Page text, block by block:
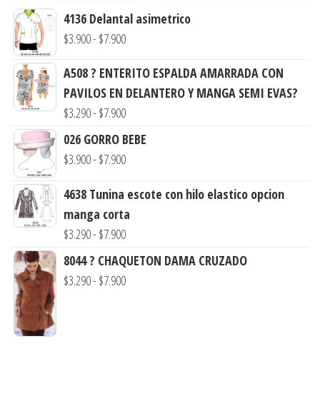
4136 Delantal asimetrico
$3.900- $7.900Rango
precios:
desde
$3.900
hasta
$7.900
A508 ? ENTERITO ESPALDA AMARRADA CON
PAVILOS EN DELANTERO Y MANGA SEMI EVAS?
$3.290- $7.900Rango
de
precios:
$3.290
hasta
$7.900
026 GORRO BEBE
$3.900- $7.900Rango
precios:
desde
$3.900
hasta
$7.900
4638 Tunina escote con hilo elastico opcion
manga corta
$3.290- $7.900Rango
de
precios:
8044 ? CHAQUETON DAMA CRUZADO
$3.290- $7.900Rango